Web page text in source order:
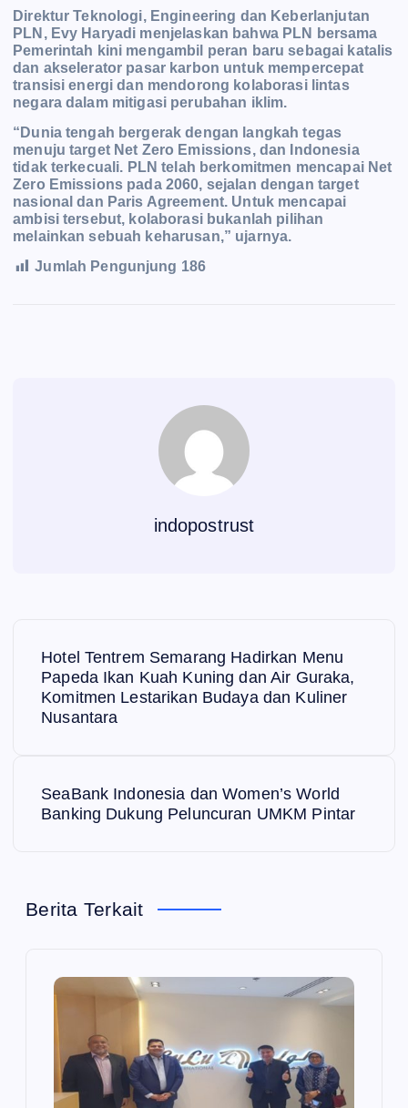
Direktur Teknologi, Engineering dan Keberlanjutan
PLN, Evy Haryadi menjelaskan bahwa PLN bersama
Pemerintah kini mengambil peran baru sebagai katalis
dan akselerator pasar karbon untuk mempercepat
transisi energi dan mendorong kolaborasi lintas
negara dalam mitigasi perubahan iklim.
“Dunia tengah bergerak dengan langkah tegas
menuju target Net Zero Emissions, dan Indonesia
tidak terkecuali. PLN telah berkomitmen mencapai Net
Zero Emissions pada 2060, sejalan dengan target
nasional dan Paris Agreement. Untuk mencapai
ambisi tersebut, kolaborasi bukanlah pilihan
melainkan sebuah keharusan,” ujarnya.
Jumlah Pengunjung 186
indopostrust
s
Hotel Tentrem Semarang Hadirkan Menu
Papeda Ikan Kuah Kuning dan Air Guraka,
Komitmen Lestarikan Budaya dan Kuliner
Nusantara
SeaBank Indonesia dan Women’s World
Banking Dukung Peluncuran UMKM Pintar
Berita Terkait